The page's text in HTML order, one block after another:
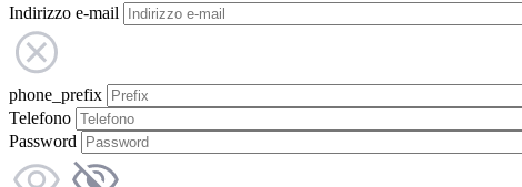
Indirizzo e-mail
phone_prefix
Telefono
Password